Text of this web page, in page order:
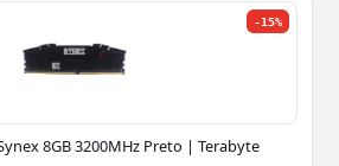
-15%
8GB 3200MHz Preto | Terabyte